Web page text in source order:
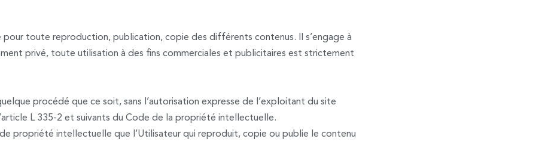
pour toute reproduction, publication, copie des différents contenus. Il s’engage à
privé, toute utilisation à des fins commerciales et publicitaires est strictement
procédé que ce soit, sans l’autorisation expresse de l’exploitant du site
L 335-2 et suivants du Code de la propriété intellectuelle.
propriété intellectuelle que l’Utilisateur qui reproduit, copie ou publie le contenu